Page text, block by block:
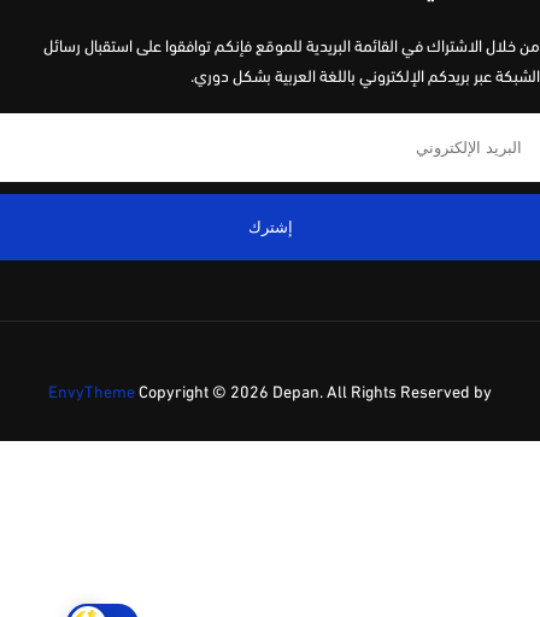
الاشتراك في القائمة البريدية للموقع فإنكم توافقوا على استقبال رسائل
عبر بريدكم الإلكتروني باللغة العربية بشكل دوري.
إشترك
Copyright ©2026 Depan. All Rights Reserved by
EnvyTheme